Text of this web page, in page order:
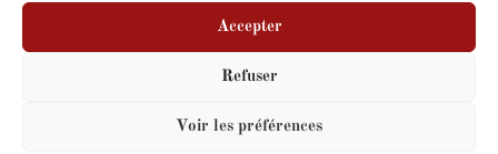
Accepter
Refuser
Voir les préférences
Contact-us
FormeLibre- tous droits réservés - Site web